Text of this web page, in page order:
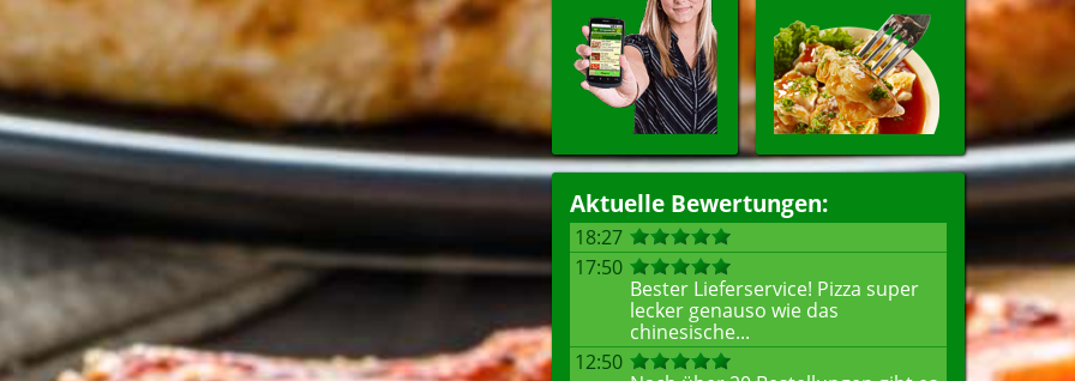
Aktuelle Bewertungen:
18:27
17:50
Bester Lieferservice! Pizza super
lecker genauso wie das
chinesische...
12:50